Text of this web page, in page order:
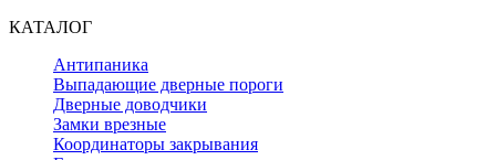
КАТАЛОГ
Антипаника
Выпадающие дверные пороги
Дверные доводчики
Замки врезные
Координаторы закрывания